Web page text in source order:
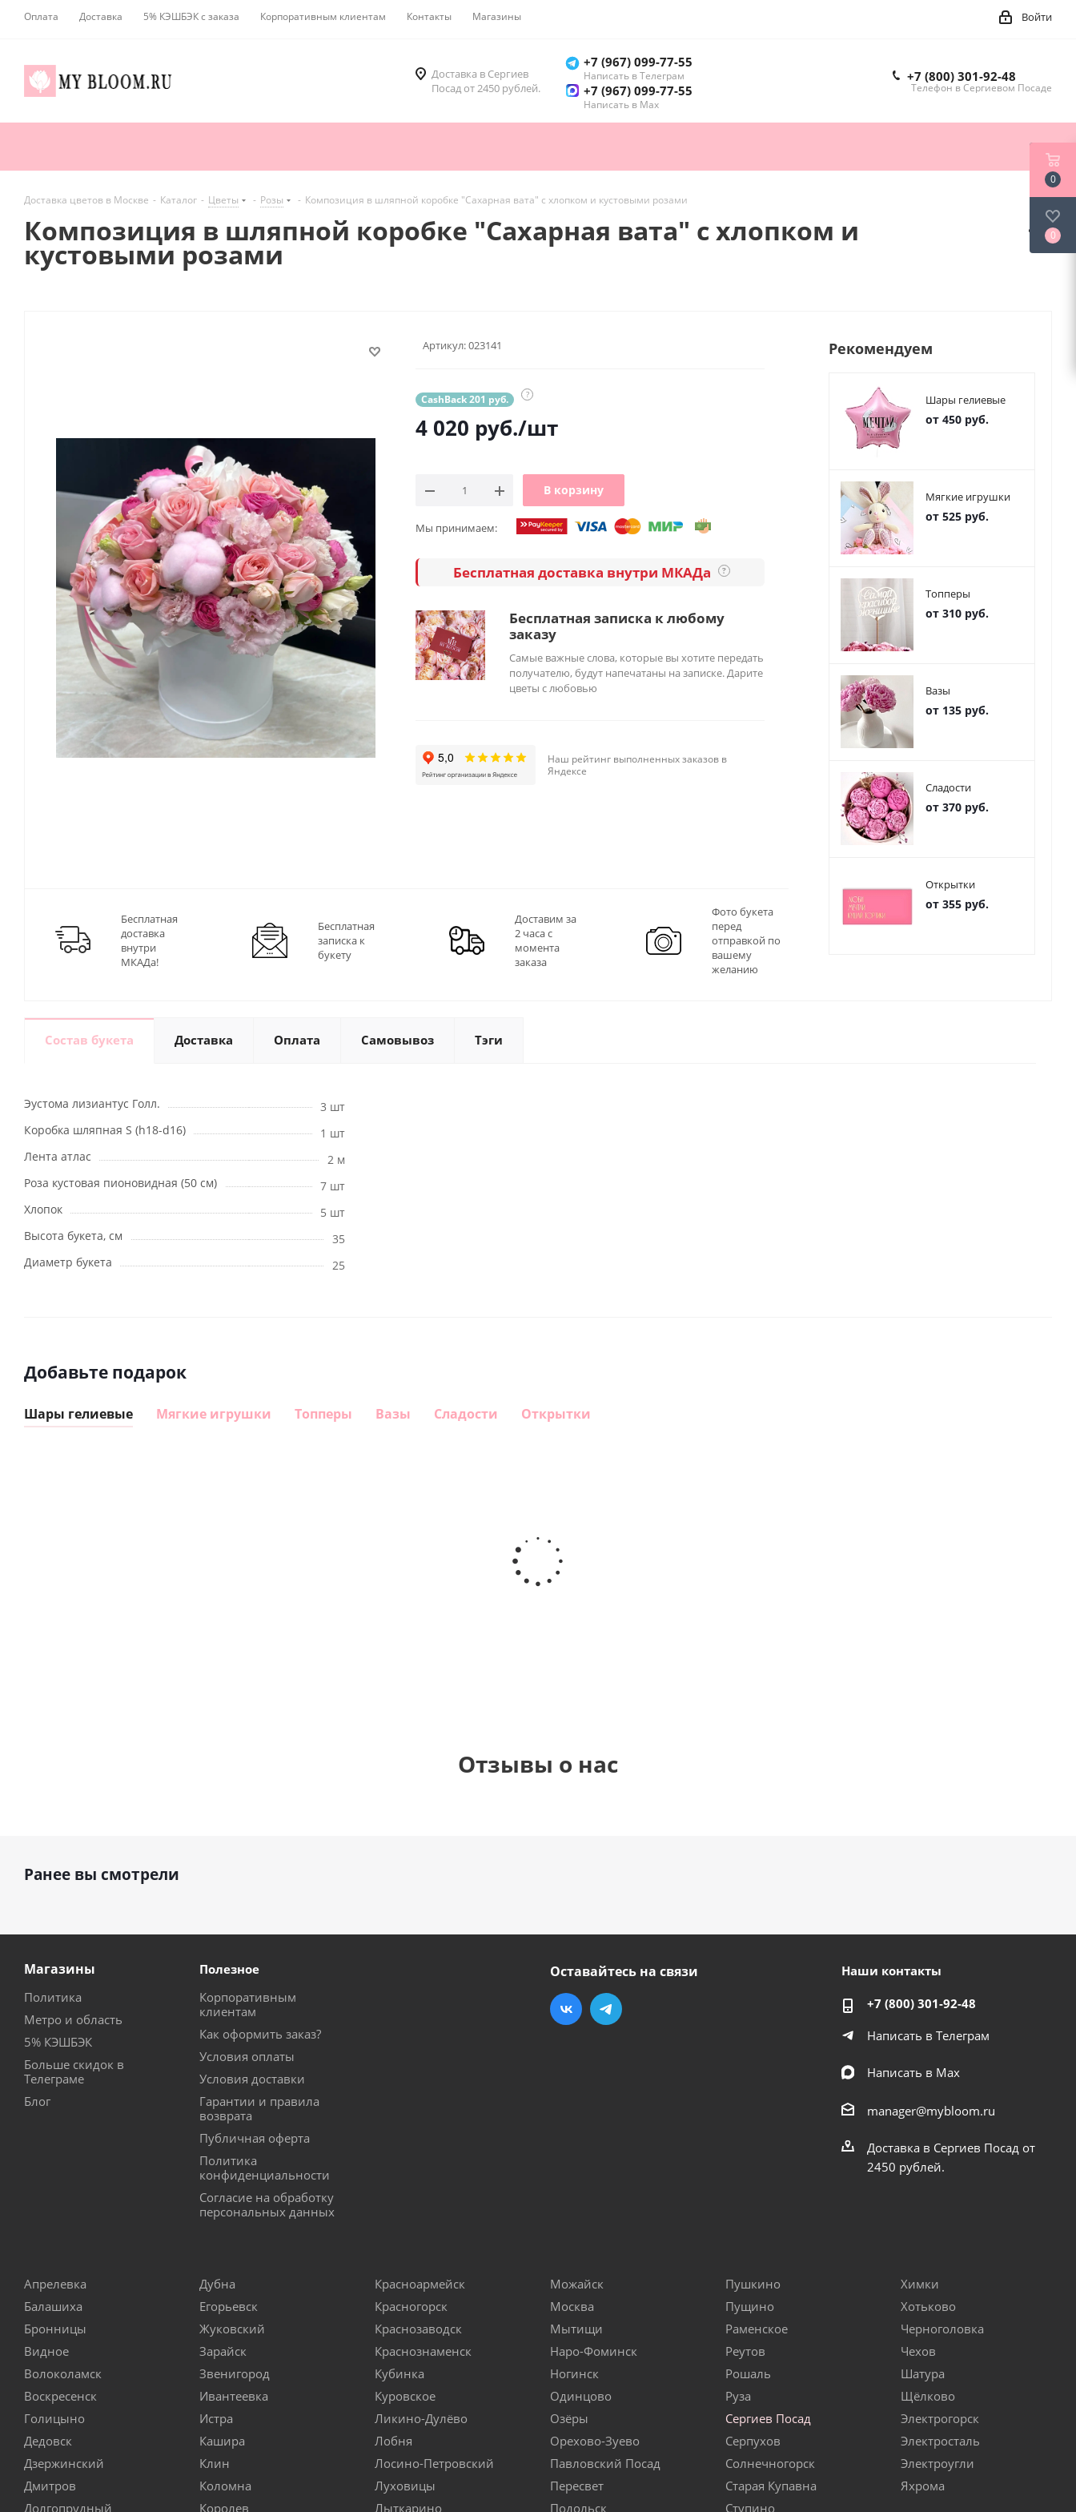
Оплата Доставка 5% КЭШБЭК с заказа Корпоративным клиентам Контакты Магазины Войти
Доставка в Сергиев
Посад от 2450 рублей.
+7 (967) 099-77-55
Написать в Телеграм
+7 (967) 099-77-55
Написать в Мах
+7 (800) 301-92-48
Телефон в Сергиевом Посаде
Доставка цветов в Москве - Каталог - Цветы - Розы - Композиция в шляпной коробке "Сахарная вата" с хлопком и кустовыми розами
Композиция в шляпной коробке "Сахарная вата" с хлопком и
кустовыми розами
Артикул:023141
CashBack 201 руб. ?
4 020 руб./шт
В корзину
Мы принимаем:
Бесплатная доставка внутри МКАДа ?
Бесплатная записка к любому
заказу
Самые важные слова, которые вы хотите передать
получателю, будут напечатаны на записке. Дарите
цветы с любовью
Наш рейтинг выполненных заказов в
Яндексе
Бесплатная
доставка
внутри
МКАДа!
Бесплатная
записка к
букету
Доставим за
2 часа с
момента
заказа
Фото букета
перед
отправкой по
вашему
желанию
Рекомендуем
Шары гелиевые
от 450 руб.
Мягкие игрушки
от 525 руб.
Топперы
от 310 руб.
Вазы
от 135 руб.
Сладости
от 370 руб.
Открытки
от 355 руб.
Состав букета Доставка Оплата Самовывоз Тэги
Эустома лизиантус Голл.
3 шт
Коробка шляпная S (h18-d16)
1 шт
Лента атлас
2 м
Роза кустовая пионовидная (50 см)
7 шт
Хлопок
5 шт
Высота букета, см
35
Диаметр букета
25
Добавьте подарок
Шары гелиевые Мягкие игрушки Топперы Вазы Сладости Открытки
Самая
самая
Отзывы о нас
Ранее вы смотрели
Магазины
Политика
Метро и область
5% КЭШБЭК
Больше скидок в
Телеграме
Блог
Полезное
Корпоративным
клиентам
Как оформить заказ?
Условия оплаты
Условия доставки
Гарантии и правила
возврата
Публичная оферта
Политика
конфиденциальности
Согласие на обработку
персональных данных
Оставайтесь на связи Наши контакты
+7 (800) 301-92-48
Написать в Телеграм
Написать в Мах
manager@mybloom.ru
Доставка в Сергиев Посад от
2450 рублей.
Апрелевка
Балашиха
Бронницы
Видное
Волоколамск
Воскресенск
Голицыно
Дедовск
Дзержинский
Дмитров
Долгопрудный
Дубна
Егорьевск
Жуковский
Зарайск
Звенигород
Ивантеевка
Истра
Кашира
Клин
Коломна
Королев
Красноармейск
Красногорск
Краснозаводск
Краснознаменск
Кубинка
Куровское
Ликино-Дулёво
Лобня
Лосино-Петровский
Луховицы
Лыткарино
Можайск
Москва
Мытищи
Наро-Фоминск
Ногинск
Одинцово
Озёры
Орехово-Зуево
Павловский Посад
Пересвет
Подольск
Пушкино
Пущино
Раменское
Реутов
Рошаль
Руза
Сергиев Посад
Серпухов
Солнечногорск
Старая Купавна
Ступино
Химки
Хотьково
Черноголовка
Чехов
Шатура
Щёлково
Электрогорск
Электросталь
Электроугли
Яхрома
0
0